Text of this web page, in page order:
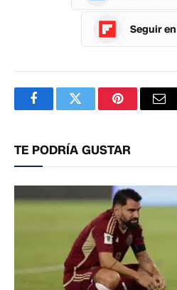
Seguir
FacebookTwitterPinterest
TE PODRÍA GUSTAR